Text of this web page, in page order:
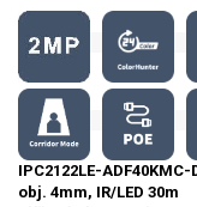
IPC2122LE-
obj. 4mm, IR/LED 30m